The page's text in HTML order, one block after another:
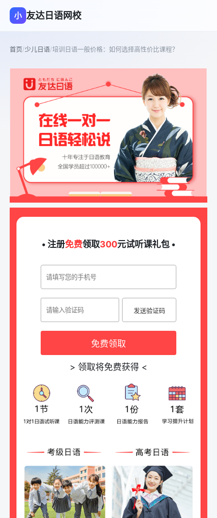
小 友达日语网校
首页/少儿日语/培训日语一般价格：如何选择高性价比课程？
• 注册免费领取300元试听课礼包 •
发送验证码
免费领取
> 领取将免费获得 <